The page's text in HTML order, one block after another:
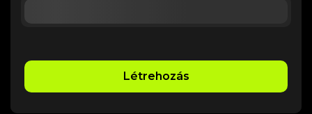
Létrehozás